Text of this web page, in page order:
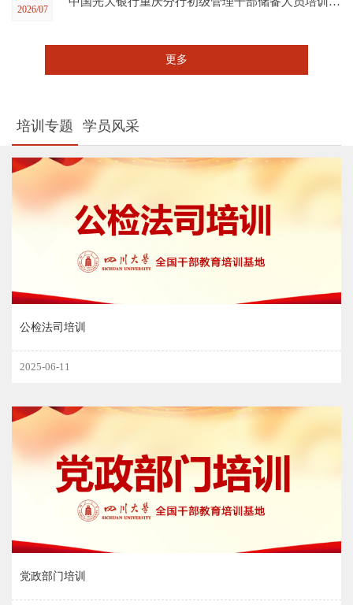
2026/07
更多
培训专题 学员风采
公检法司培训
2025-06-11
党政部门培训